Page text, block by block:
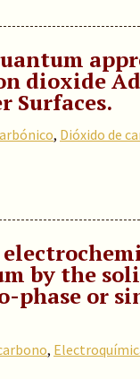
dioxide
Surfaces.
, Dióxido de
by the
phase or
,